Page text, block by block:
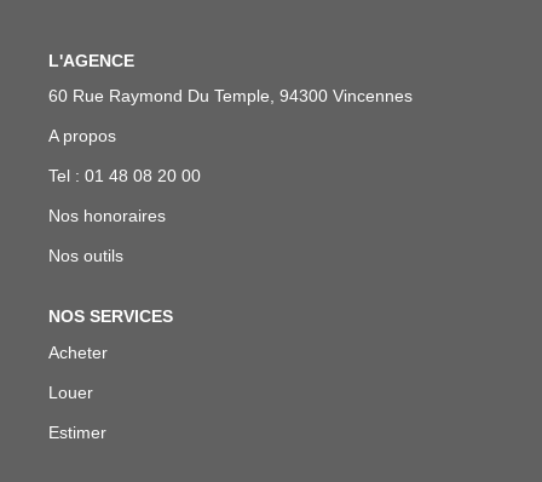
ACTUALITÉS
L'AGENCE
60 Rue Raymond Du Temple, 94300 Vincennes
A propos
Tel : 01 48 08 20 00
Nos honoraires
Nos outils
NOS SERVICES
Acheter
Louer
Estimer